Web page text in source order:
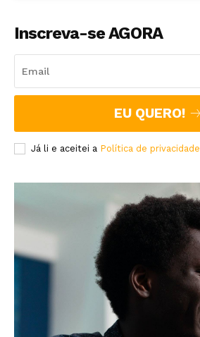
Inscreva-se AGORA
EU QUERO!
Já li e aceitei a Política de privacidade